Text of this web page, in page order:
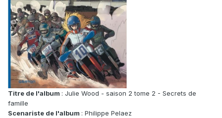
Titre de l'album : Julie Wood - saison 2 tome 2 - Secrets de
famille
Scenariste de l'album : Philippe Pelaez